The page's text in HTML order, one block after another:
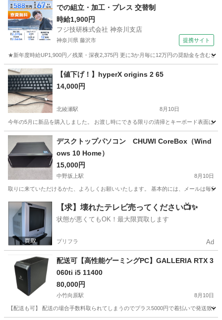
での組立・加工・プレス 交替制
時給1,900円
フジ技研株式会社 神奈川支店
神奈川県 藤沢市 提携サイト
★新年度時給UP1,900円／残業・深夜2,375円 更に3か月毎に12万円の奨励金を含む
神奈川 藤沢市 その他
14,000円
北綾瀬駅 8月10日
今年の5月に新品を購入しました。 お渡し時にできる限りの清掃とキーボード表面は
東京 足立区 北綾瀬駅 周辺機器
デスクトップパソコン CHUWI CoreBox（Wind
ows 10 Home）
15,000円
中野坂上駅 8月10日
取りに来ていただけるかた、よろしくお願いいたします。 基本的には、メールは毎
東京 中野区 中野坂上駅 デスクトップパソコン
【求】壊れたテレビ売ってください📺✨
状態が悪くてもOK！最大限買取します
プリフラ Ad
配送可【高性能ゲーミングPC】GALLERIA RTX 3
060ti i5 11400
80,000円
小竹向原駅 8月10日
【配送も可】 配送の場合手数料取られてしまうのでプラス5000円で着払いで発送致